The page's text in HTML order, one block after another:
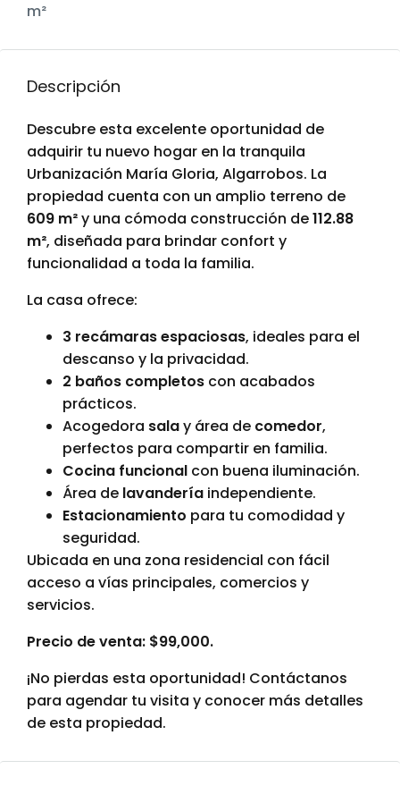
m²
Descripción
Descubre esta excelente oportunidad de
adquirir tu nuevo hogar en la tranquila
Urbanización María Gloria, Algarrobos. La
propiedad cuenta con un amplio terreno de
609 m²y una cómoda construcción de112.88
m², diseñada para brindar confort y
funcionalidad a toda la familia.
La casa ofrece:
3 recámaras espaciosas, ideales para el
descanso y la privacidad.
2 baños completos con acabados
prácticos.
Acogedora salay área de comedor,
perfectos para compartir en familia.
Cocina funcional con buena iluminación.
Área de lavandería independiente.
Estacionamiento para tu comodidad y
seguridad.
Ubicada en una zona residencial con fácil
acceso a vías principales, comercios y
servicios.
Precio de venta: $99,000.
¡No pierdas esta oportunidad! Contáctanos
para agendar tu visita y conocer más detalles
de esta propiedad.